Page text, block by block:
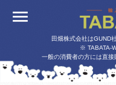
田畑株式会社はGUND
※ TABATA-
一般の消費者の方には直接